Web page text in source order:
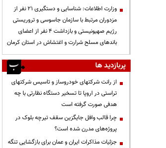
وزارت اطلاعات: شناسایی و دستگیری ۲۱ نفر از
مزدوران مرتبط با سازمان جاسوسی و تروریستی
رژیم صهیونیستی و بازداشت ۴ نفر از اعضای
باندهای مسلح شرارت و اغتشاش در استان کرمان
پربازدید ها
از رانت‌ شرکتهای خودروساز و تاسیس شرکتهای
تراستی در اروپا تا تسخیر دستگاه نظارتی با چه
هدفی صورت گرفته است
چرا قالب وافل جایگزین سقف تیرچه بلوک در
پروژه‌های مدرن شده است؟
جزئیات مذاکرات ایران و عمان برای بازگشایی تنگه